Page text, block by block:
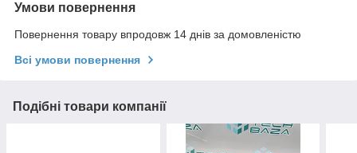
Умови повернення
Повернення товару впродовж 14 днів за домовленістю
Всі умови повернення
Подібні товари компанії